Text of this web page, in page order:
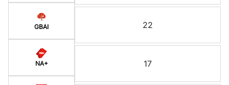
GBAI
NA+
22
17